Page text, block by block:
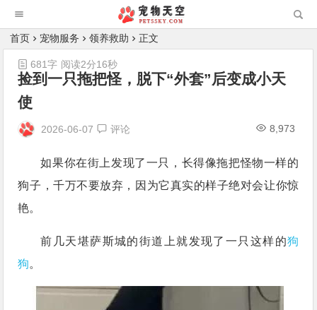
首页 宠物服务 领养救助 正文
捡到一只拖把怪，脱下“外套”后变成小天
使
2026-06-07 评论 8,973
681字 阅读2分16秒
如果你在街上发现了一只，长得像拖把怪物一样的
狗子，千万不要放弃，因为它真实的样子绝对会让你惊
艳。
前几天堪萨斯城的街道上就发现了一只这样的狗
狗。